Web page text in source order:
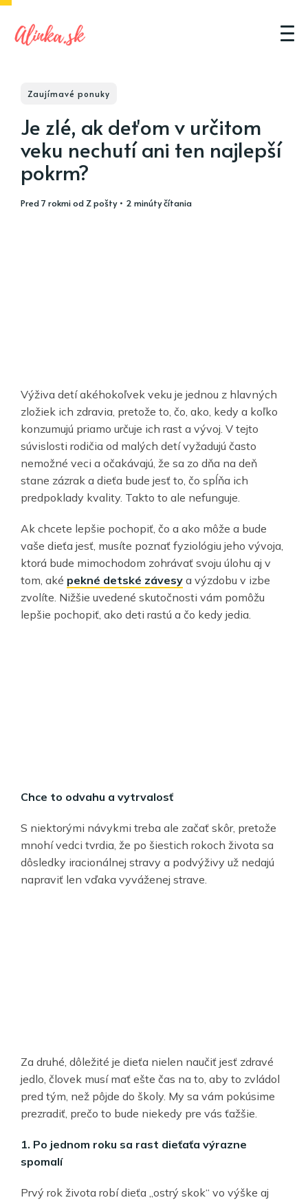
Zaujímavé ponuky
Je zlé, ak deťom v určitom
veku nechutí ani ten najlepší
pokrm?
pred 7 rokmiodZ pošty• 2 minúty čítania
Výživa detí akéhokoľvek veku je jednou z hlavných
zložiek ich zdravia, pretože to, čo, ako, kedy a koľko
konzumujú priamo určuje ich rast a vývoj. V tejto
súvislosti rodičia od malých detí vyžadujú často
nemožné veci a očakávajú, že sa zo dňa na deň
stane zázrak a dieťa bude jesť to, čo spĺňa ich
predpoklady kvality. Takto to ale nefunguje.
Ak chcete lepšie pochopiť, čo a ako môže a bude
vaše dieťa jesť, musíte poznať fyziológiu jeho vývoja,
ktorá bude mimochodom zohrávať svoju úlohu aj v
tom, aké pekné detské závesy a výzdobu v izbe
zvolíte. Nižšie uvedené skutočnosti vám pomôžu
lepšie pochopiť, ako deti rastú a čo kedy jedia.
Chce to odvahu a vytrvalosť
S niektorými návykmi treba ale začať skôr, pretože
mnohí vedci tvrdia, že po šiestich rokoch života sa
dôsledky iracionálnej stravy a podvýživy už nedajú
napraviť len vďaka vyváženej strave.
Za druhé, dôležité je dieťa nielen naučiť jesť zdravé
jedlo, človek musí mať ešte čas na to, aby to zvládol
pred tým, než pôjde do školy. My sa vám pokúsime
prezradiť, prečo to bude niekedy pre vás ťažšie.
1. Po jednom roku sa rast dieťaťa výrazne
spomalí
Prvý rok života robí dieťa „ostrý skok“ vo výške aj